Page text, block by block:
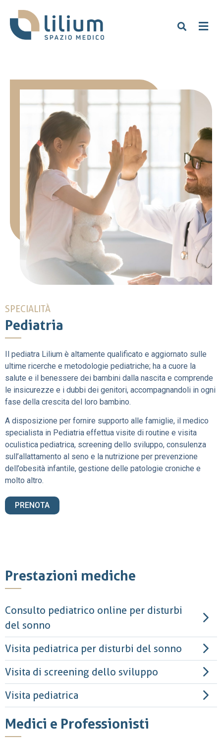
SPECIALITÀ
Pediatria
Il pediatra Lilium è altamente qualificato e aggiornato sulle
ultime ricerche e metodologie pediatriche; ha a cuore la
salute e il benessere dei bambini dalla nascita e comprende
le insicurezze e i dubbi dei genitori, accompagnandoli in ogni
fase della crescita del loro bambino.
A disposizione per fornire supporto alle famiglie, il medico
specialista in Pediatria effettua visite di routine e visita
oculistica pediatrica, screening dello sviluppo, consulenza
sull’allattamento al seno e la nutrizione per prevenzione
dell’obesità infantile, gestione delle patologie croniche e
molto altro.
PRENOTA
Prestazioni mediche
Consulto pediatrico online per disturbi
del sonno
Visita pediatrica per disturbi del sonno
Visita di screening dello sviluppo
Visita pediatrica
Medici e Professionisti